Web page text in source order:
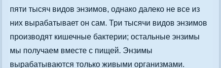
пяти тысяч видов энзимов, однако далеко не все из
них вырабатывает он сам. Три тысячи видов энзимов
производят кишечные бактерии; остальные энзимы
мы получаем вместе с пищей. Энзимы
вырабатываются только живыми организмами.